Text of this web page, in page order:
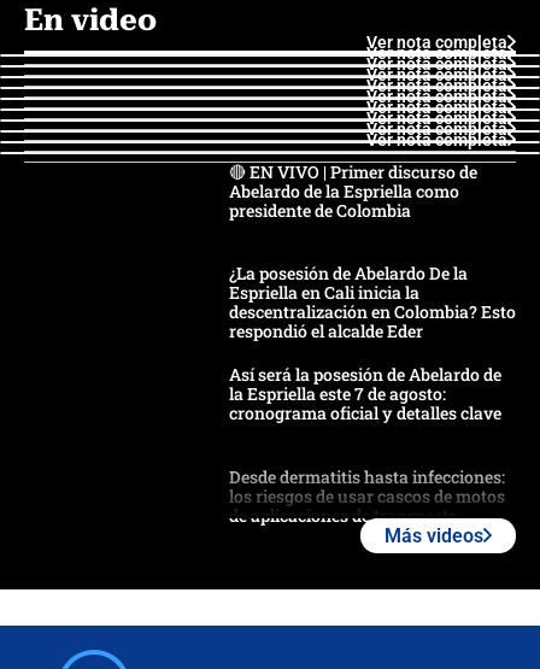
En video
Ver nota completa
Ver nota completa
Ver nota completa
Ver nota completa
Ver nota completa
Ver nota completa
Ver nota completa
Ver nota completa
Ver nota completa
Ver nota completa
🔴 EN VIVO | Primer discurso de
Abelardo de la Espriella como
presidente de Colombia
¿La posesión de Abelardo De la
Espriella en Cali inicia la
descentralización en Colombia? Esto
respondió el alcalde Eder
Así será la posesión de Abelardo de
la Espriella este 7 de agosto:
cronograma oficial y detalles clave
Desde dermatitis hasta infecciones:
los riesgos de usar cascos de motos
de aplicaciones de transporte
celular? Requisitos, pasos y
Más videos